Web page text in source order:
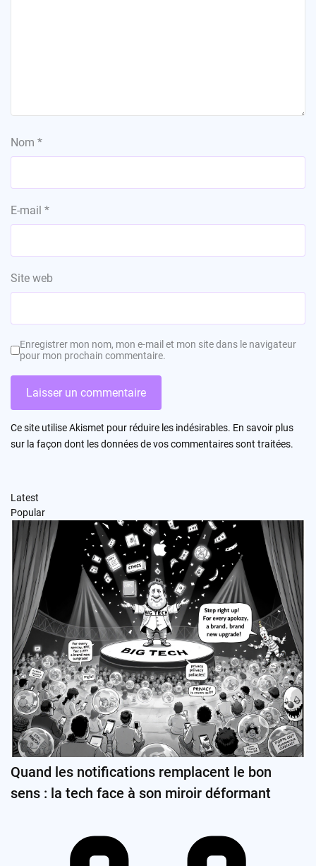
Nom *
E-mail *
Site web
Enregistrer mon nom, mon e-mail et mon site dans le navigateur
pour mon prochain commentaire.
Ce site utilise Akismet pour réduire les indésirables. En savoir plus
sur la façon dont les données de vos commentaires sont traitées.
Latest
Popular
Quand les notifications remplacent le bon
sens : la tech face à son miroir déformant